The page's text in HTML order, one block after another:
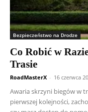
Bezpieczeństwo na Drodze
Co Robić w
Trasie
RoadMasterX - 16 czerwca
Awaria skrzyni biegów w
pierwszej kolejności,